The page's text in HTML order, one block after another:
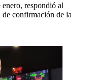
respondió al
de confirmación de la